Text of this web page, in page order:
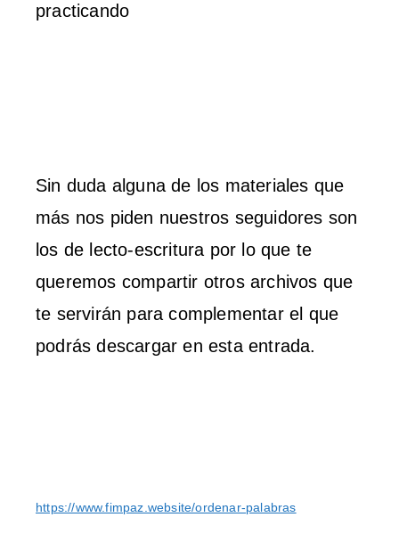
practicando
Sin duda alguna de los materiales que
más nos piden nuestros seguidores son
los de lecto-escritura por lo que te
queremos compartir otros archivos que
te servirán para complementar el que
podrás descargar en esta entrada.
https://www.fimpaz.website/ordenar-palabras